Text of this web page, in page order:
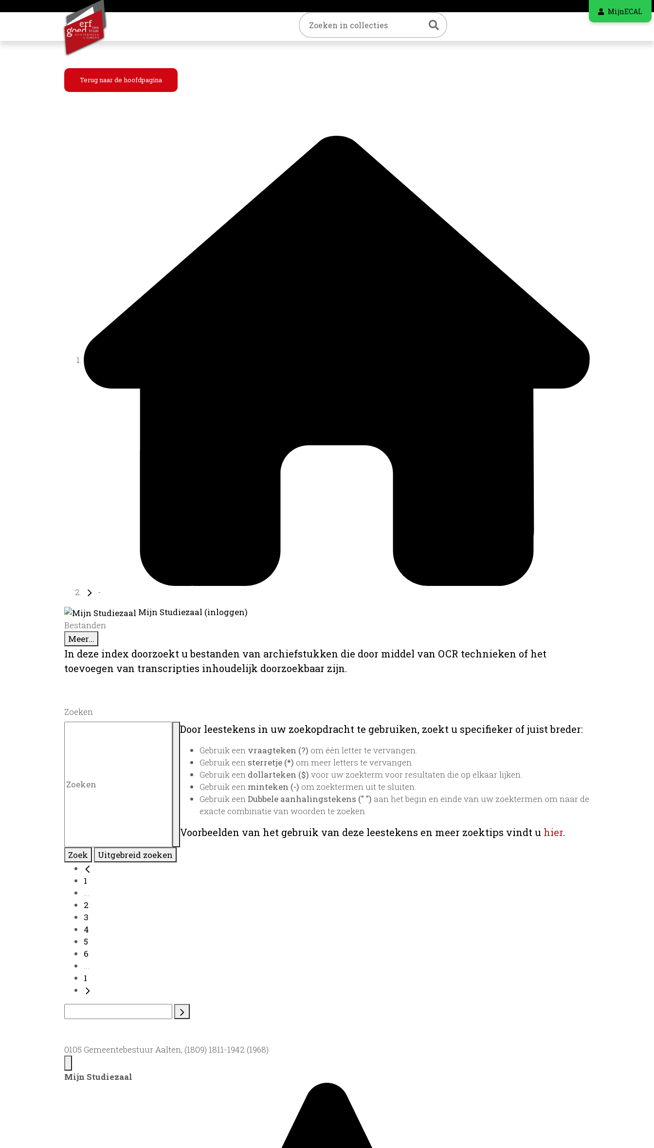
MijnECAL
Trefwoord Zoeken
Terug naar de hoofdpagina
-
Mijn Studiezaal (inloggen)
Bestanden
Meer...
In deze index doorzoekt u bestanden van archiefstukken die door middel van OCR technieken of het
toevoegen van transcripties inhoudelijk doorzoekbaar zijn.
Zoeken
Door leestekens in uw zoekopdracht te gebruiken, zoekt u specifieker of juist breder:
Gebruik een vraagteken (?) om één letter te vervangen.
Gebruik een sterretje (*) om meer letters te vervangen.
Gebruik een dollarteken ($) voor uw zoekterm voor resultaten die op elkaar lijken.
Gebruik een minteken (-) om zoektermen uit te sluiten.
Gebruik eenDubbele aanhalingstekens (" ") aan het begin en einde van uw zoektermen om naar de
exacte combinatie van woorden te zoeken.
Voorbeelden van het gebruik van deze leestekens en meer zoektips vindt u hier.
Zoek Uitgebreid zoeken
1
...
2
3
4
5
6
...
1
0105 Gemeentebestuur Aalten, (1809) 1811-1942 (1968)
Mijn Studiezaal